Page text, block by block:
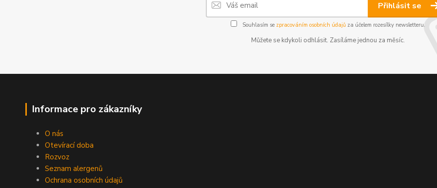
Přihlásit se
Souhlasím se zpracováním osobních údajůza účelem rozesílky newsletteru.
Můžete se kdykoli odhlásit. Zasíláme jednou za měsíc.
Informace pro zákazníky
O nás
Otevírací doba
Rozvoz
Seznam alergenů
Ochrana osobních údajů